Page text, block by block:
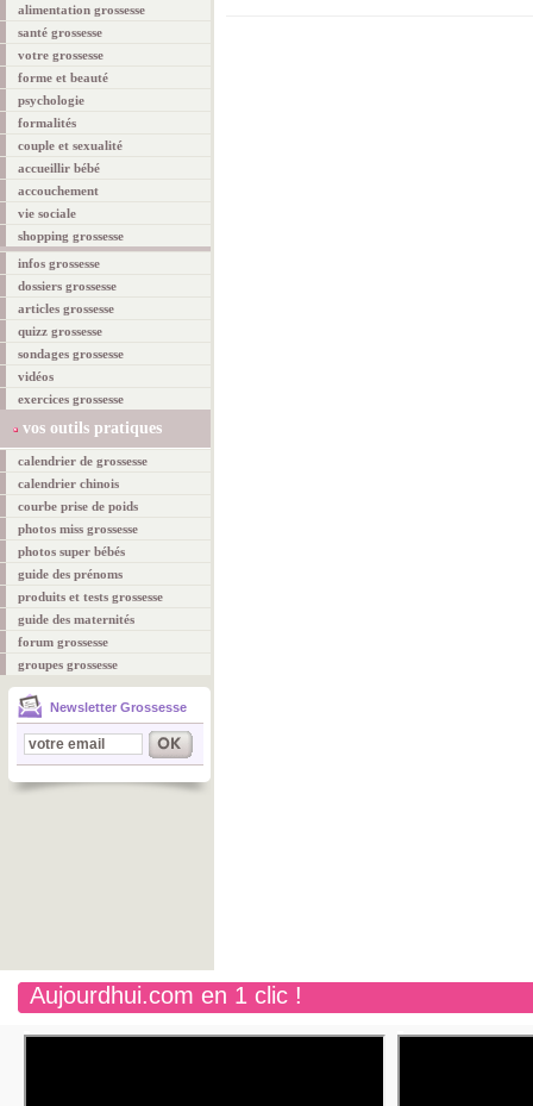
alimentation grossesse
santé grossesse
votre grossesse
forme et beauté
psychologie
formalités
couple et sexualité
accueillir bébé
accouchement
vie sociale
shopping grossesse
infos grossesse
dossiers grossesse
articles grossesse
quizz grossesse
sondages grossesse
vidéos
exercices grossesse
vos outils pratiques
calendrier de grossesse
calendrier chinois
courbe prise de poids
photos miss grossesse
photos super bébés
guide des prénoms
produits et tests grossesse
guide des maternités
forum grossesse
groupes grossesse
Newsletter Grossesse
Aujourdhui.com en 1 clic !